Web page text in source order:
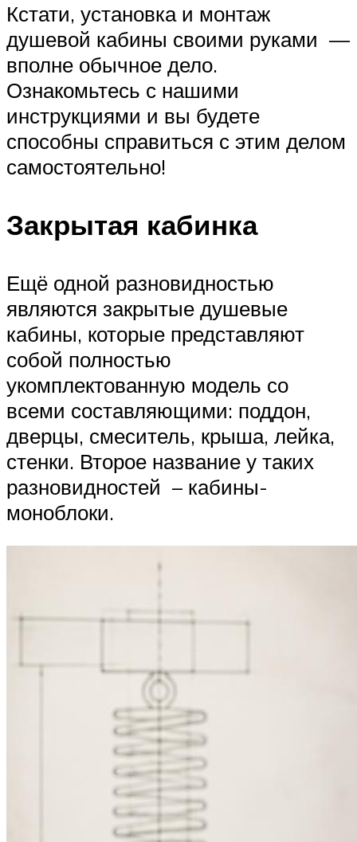
Кстати, установка и монтаж
душевой кабины своими руками —
вполне обычное дело.
Ознакомьтесь с нашими
инструкциями и вы будете
способны справиться с этим делом
самостоятельно!
Закрытая кабинка
Ещё одной разновидностью
являются закрытые душевые
кабины, которые представляют
собой полностью
укомплектованную модель со
всеми составляющими: поддон,
дверцы, смеситель, крыша, лейка,
стенки. Второе название у таких
разновидностей – кабины-
моноблоки.